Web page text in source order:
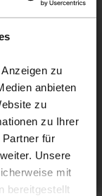
zu
anbieten
zu
zu Ihrer
für
Unsere
mit
bereitgestellt
1 8
ab649 €
am 01.11.26